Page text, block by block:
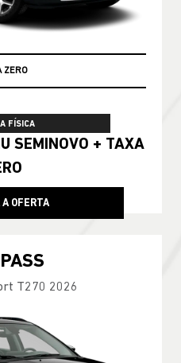
ZERO
FÍSICA
A OFERTA
T270 2026